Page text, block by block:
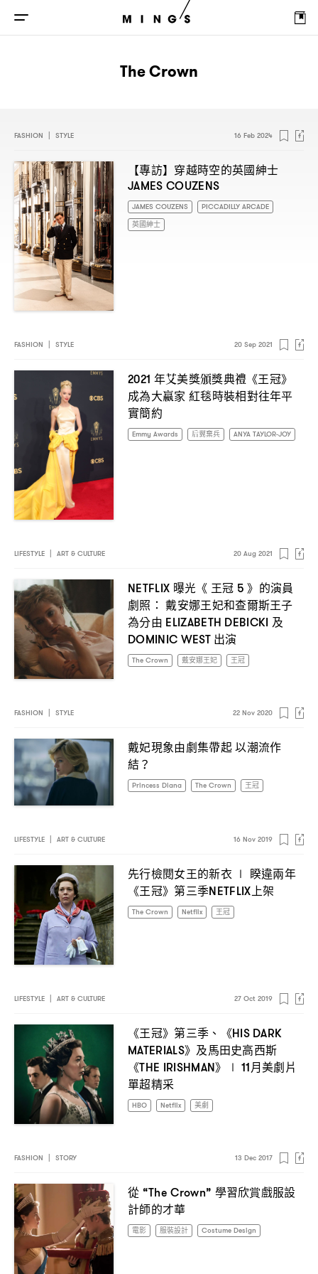
The Crown
FASHION STYLE 16 Feb 2024
【專訪】穿越時空的英國紳士
JAMES COUZENS
JAMES COUZENS
PICCADILLY ARCADE
英國紳士
FASHION STYLE 20 Sep 2021
2021 年艾美獎頒獎典禮《王冠》
成為大嬴家 紅毯時裝相對往年平
實簡約
Emmy Awards 后翼棄兵 ANYA TAYLOR-JOY
LIFESTYLE ART & CULTURE 20 Aug 2021
NETFLIX 曝光《 王冠 5》的演員
劇照 ：戴安娜王妃和查爾斯王子
為分由 ELIZABETH DEBICKI及
DOMINIC WEST 出演
The Crown 戴安娜王妃 王冠
FASHION STYLE 22 Nov 2020
戴妃現象由劇集帶起以潮流作
結？
Princess Diana The Crown 王冠
LIFESTYLE ART & CULTURE 16 Nov 2019
先行檢閱女王的新衣∣ 睽違兩年
《王冠》第三季NETFLIX上架
The Crown Netflix 王冠
LIFESTYLE ART & CULTURE 27 Oct 2019
《王冠》第三季、《HIS DARK
MATERIALS》及馬田史高西斯
《THE IRISHMAN》 ∣ 11月美劇片
單超精采
HBO Netflix 美劇
FASHION STORY 13 Dec 2017
從 “The Crown” 學習欣賞戲服設
計師的才華
電影 服裝設計 Costume Design